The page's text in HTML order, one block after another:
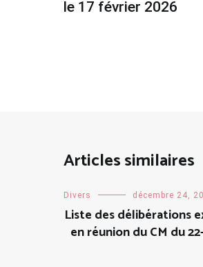
de
le 17 février 2026
Articles similaires
Divers décembre 24,
Liste des délibérations
en réunion du CM du